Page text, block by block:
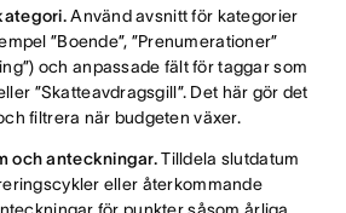
Använd avsnitt för kategorier
”Boende”, ”Prenumerationer”
och anpassade fält för taggar som
”Skatteavdragsgill”. Det här gör det
filtrera när budgeten växer.
och anteckningar.Tilldela slutdatum
eller återkommande